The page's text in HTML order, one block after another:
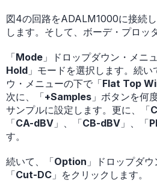
図4の回路をADALM1000に接続
します。そして、ボーデ・プロッ
「Mode 」ドロップダウン・メニ
Hold 」モードを選択します。続い
ウ・メニューの下で「Flat Top
次に、「+Samples 」ボタンを何
サンプルに設定します。更に、「
「CA-dBV 」、「CB-dBV 」、「
す。
続いて、「Option 」ドロップダ
「Cut-DC 」をクリックします。